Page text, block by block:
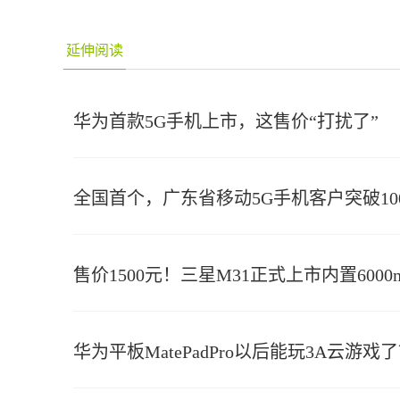
延伸阅读
华为首款5G手机上市，这售价“打扰了”
全国首个，广东省移动5G手机客户突破
售价1500元！三星M31正式上市内置
华为平板MatePadPro以后能玩3A云游戏了